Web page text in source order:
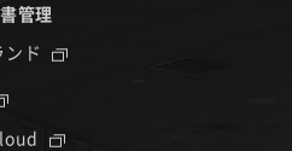
管理
ンド